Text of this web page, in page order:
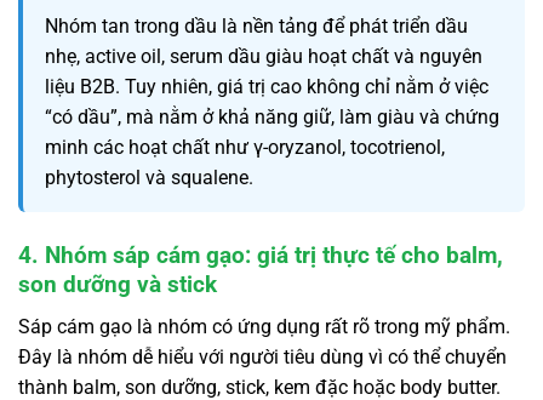
Nhóm tan trong dầu là nền tảng để phát triển dầu
nhẹ, active oil, serum dầu giàu hoạt chất và nguyên
liệu B2B. Tuy nhiên, giá trị cao không chỉ nằm ở việc
“có dầu”, mà nằm ở khả năng giữ, làm giàu và chứng
minh các hoạt chất như γ-oryzanol, tocotrienol,
phytosterol và squalene.
4. Nhóm sáp cám gạo: giá trị thực tế cho balm,
son dưỡng và stick
Sáp cám gạo là nhóm có ứng dụng rất rõ trong mỹ phẩm.
Đây là nhóm dễ hiểu với người tiêu dùng vì có thể chuyển
thành balm, son dưỡng, stick, kem đặc hoặc body butter.